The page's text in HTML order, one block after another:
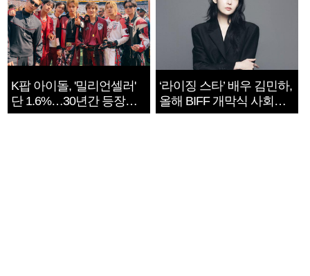
K팝 아이돌, '밀리언셀러'
단 1.6%…30년간 등장
1182개팀 전수조사
‘라이징 스타’ 배우 김민하,
올해 BIFF 개막식 사회자
확정